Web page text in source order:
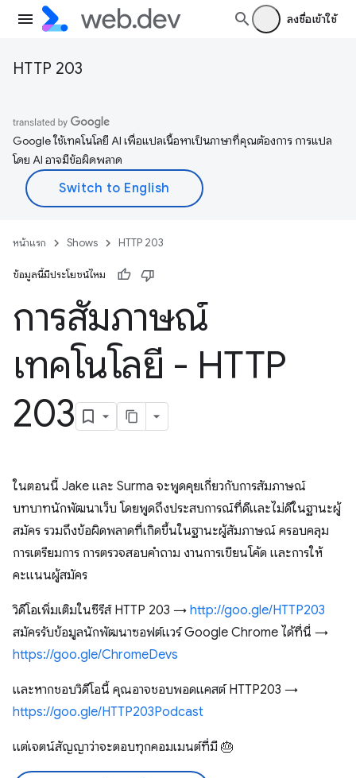
ลงชื่อเข้าใช้
HTTP 203
Google ใช้เทคโนโลยี AI เพื่อแปลเนื้อหาเป็นภาษาที่คุณต้องการ การแปล
โดย AI อาจมีข้อผิดพลาด
หน้าแรก Shows HTTP 203
ข้อมูลนี้มีประโยชน์ไหม
การสัมภาษณ์
เทคโนโลยี - HTTP
203
ในตอนนี้ Jake และ Surma จะพูดคุยเกี่ยวกับการสัมภาษณ์
บทบาทนักพัฒนาเว็บ โดยพูดถึงประสบการณ์ที่ดีและไม่ดีในฐานะผู้
สมัคร รวมถึงข้อผิดพลาดที่เกิดขึ้นในฐานะผู้สัมภาษณ์ ครอบคลุม
การเตรียมการ การตรวจสอบคำถาม งานการเขียนโค้ด และการให้
คะแนนผู้สมัคร
วิดีโอเพิ่มเติมในซีรีส์ HTTP 203 → http://goo.gle/HTTP203
สมัครรับข้อมูลนักพัฒนาซอฟต์แวร์ Google Chrome ได้ที่นี่ →
https://goo.gle/ChromeDevs
และหากชอบวิดีโอนี้ คุณอาจชอบพอดแคสต์ HTTP203 →
https://goo.gle/HTTP203Podcast
แต่เจตน์สัญญาว่าจะตอบทุกคอมเมนต์ที่มี 🎂